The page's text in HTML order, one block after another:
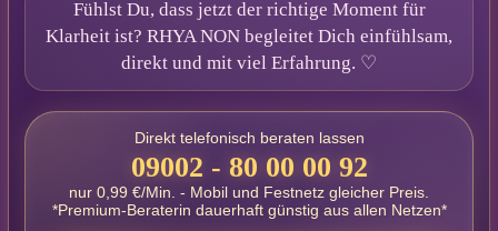
Fühlst Du, dass jetzt der richtige Moment für
Klarheit ist? RHYA NON begleitet Dich einfühlsam,
direkt und mit viel Erfahrung. ♡
Direkt telefonisch beraten lassen
09002 - 80 00 00 92
nur 0,99 €/Min. - Mobil und Festnetz gleicher Preis.
*Premium-Beraterin dauerhaft günstig aus allen Netzen*